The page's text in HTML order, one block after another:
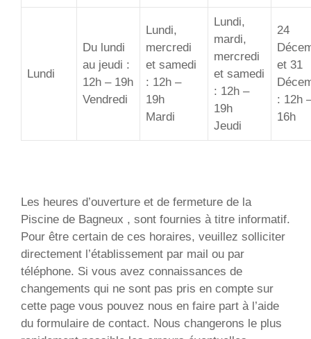
Lundi
Du lundi
au jeudi :
12h – 19h
Vendredi
Lundi,
mercredi
et samedi
: 12h –
19h
Mardi
Lundi,
mardi,
mercredi
et samedi
: 12h –
19h
Jeudi
24
et 31
: 12h
16h
Les heures d’ouverture et de fermeture de la
Piscine de Bagneux , sont fournies à titre informatif.
Pour être certain de ces horaires, veuillez solliciter
directement l’établissement par mail ou par
téléphone. Si vous avez connaissances de
changements qui ne sont pas pris en compte sur
cette page vous pouvez nous en faire part à l’aide
du formulaire de contact. Nous changerons le plus